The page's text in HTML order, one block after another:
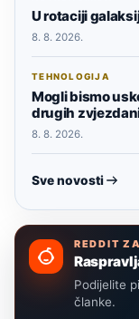
U rotaciji
8. 8. 2026.
TEHNOLOGIJA
Mogli bismo
drugih
8. 8. 2026.
Sve novosti
REDDIT
Podijelite
članke.